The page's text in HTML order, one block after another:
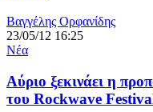
Βαγγέλης Ορφανίδης
23/05/12 16:25
Νέα
Αύριο ξεκινάει η
του Rockwave